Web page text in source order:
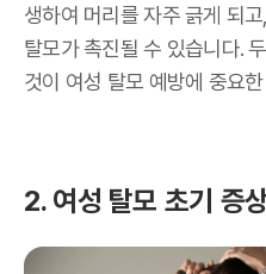
생하여 머리를 자주 긁게 되
탈모가 촉진될 수 있습니다.
것이 여성 탈모 예방에 중요
2. 여성 탈모 초기 증